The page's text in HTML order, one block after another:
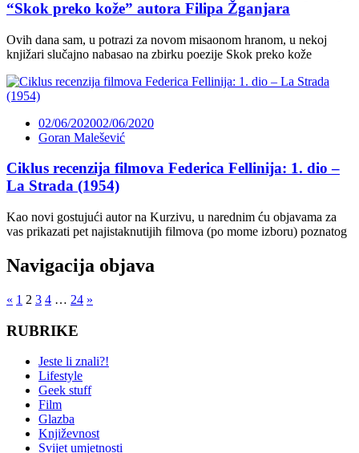
“Skok preko kože” autora Filipa Žganjara
Ovih dana sam, u potrazi za novom misaonom hranom, u nekoj
knjižari slučajno nabasao na zbirku poezije Skok preko kože
02/06/202002/06/2020
Goran Malešević
Ciklus recenzija filmova Federica Fellinija: 1. dio –
La Strada (1954)
Kao novi gostujući autor na Kurzivu, u narednim ću objavama za
vas prikazati pet najistaknutijih filmova (po mome izboru) poznatog
Navigacija objava
« 1 2 3 4 … 24 »
RUBRIKE
Jeste li znali?!
Lifestyle
Geek stuff
Film
Glazba
Književnost
Svijet umjetnosti